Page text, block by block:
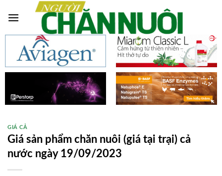
GIÁ CẢ
Giá sản phẩm chăn nuôi (giá tại trại) cả
nước ngày 19/09/2023